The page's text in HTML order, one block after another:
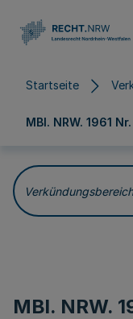
Startseite
MBl. NRW. 1961
Verkündungsbereich
MBl. NRW.